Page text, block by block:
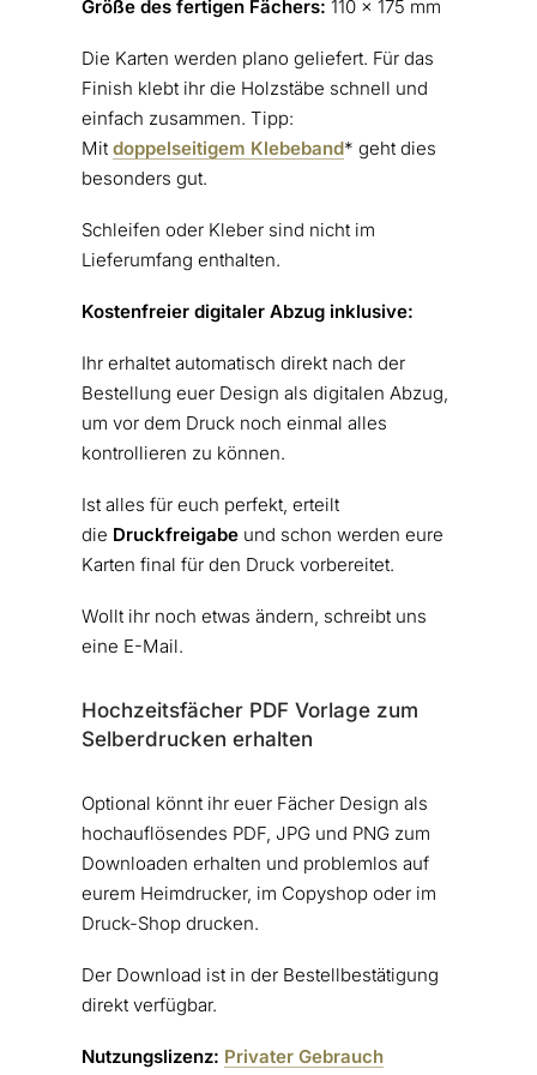
Größe des fertigen Fächers: 110 x 175 mm
Die Karten werden plano geliefert. Für das
Finish klebt ihr die Holzstäbe schnell und
einfach zusammen. Tipp:
Mit doppelseitigem Klebeband* geht dies
besonders gut.
Schleifen oder Kleber sind nicht im
Lieferumfang enthalten.
Kostenfreier digitaler Abzug inklusive:
Ihr erhaltet automatisch direkt nach der
Bestellung euer Design als digitalen Abzug,
um vor dem Druck noch einmal alles
kontrollieren zu können.
Ist alles für euch perfekt, erteilt
die Druckfreigabeund schon werden eure
Karten final für den Druck vorbereitet.
Wollt ihr noch etwas ändern, schreibt uns
eine E-Mail.
Hochzeitsfächer PDF Vorlage zum
Selberdrucken erhalten
Optional könnt ihr euer Fächer Design als
hochauflösendes PDF, JPG und PNG zum
Downloaden erhalten und problemlos auf
eurem Heimdrucker, im Copyshop oder im
Druck-Shop drucken.
Der Download ist in der Bestellbestätigung
direkt verfügbar.
Nutzungslizenz: Privater Gebrauch